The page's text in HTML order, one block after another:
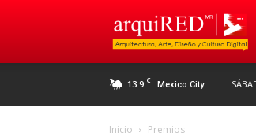
13.9 C Mexico City
Inicio Premios